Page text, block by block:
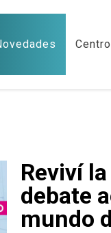
Reviví
debate
mundo